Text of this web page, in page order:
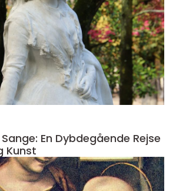
En Dybdegående Rejse
Kunst